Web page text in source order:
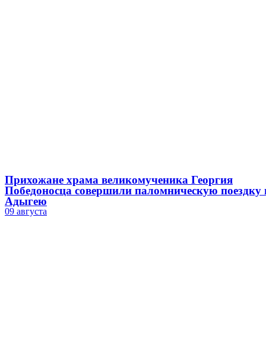
Прихожане храма великомученика Георгия
Победоносца совершили паломническую поездку
Адыгею
09 августа